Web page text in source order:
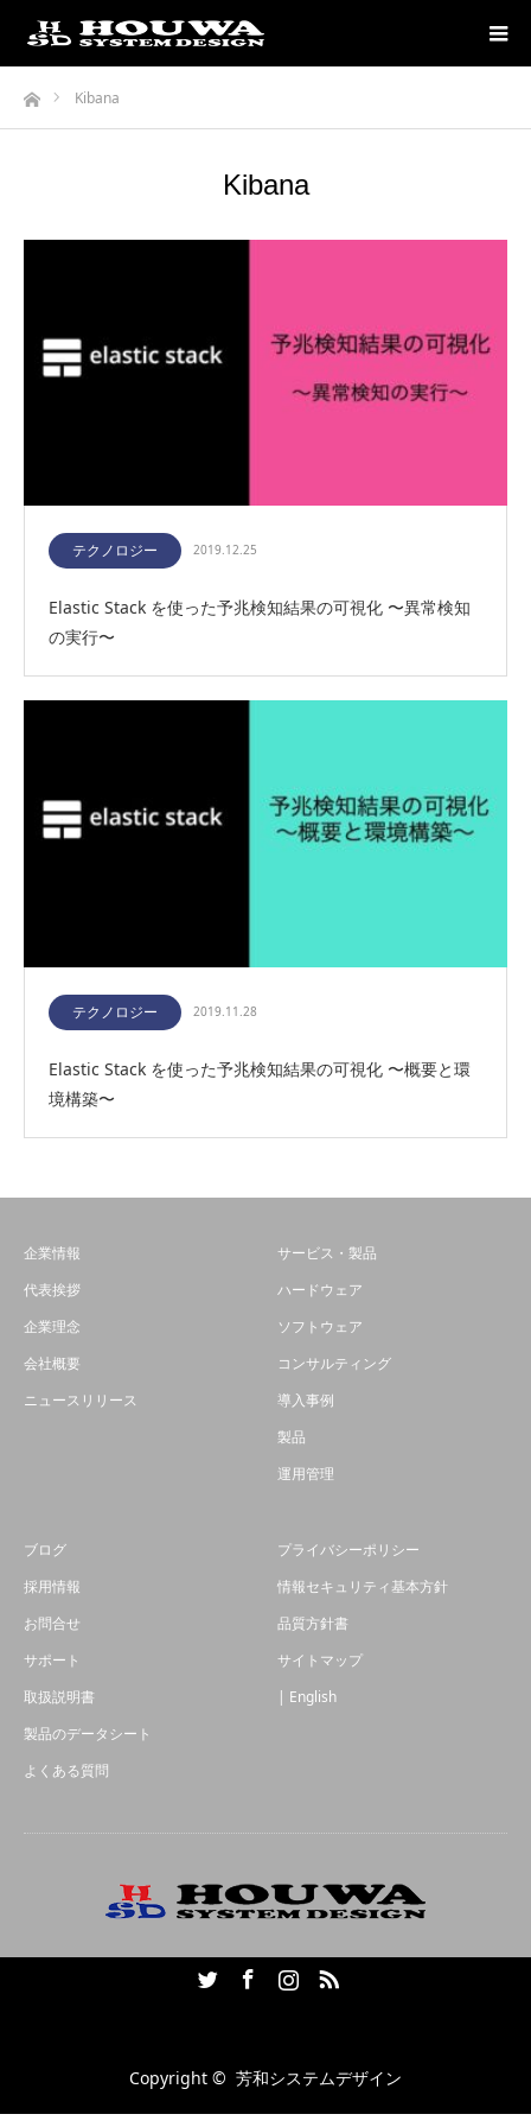
ホームKibana
Kibana
テクノロジー 2019.12.25
Elastic Stack を使った予兆検知結果の可視化 〜異常検知
の実行〜
テクノロジー 2019.11.28
Elastic Stack を使った予兆検知結果の可視化 〜概要と環
境構築〜
企業情報
代表挨拶
企業理念
会社概要
ニュースリリース
サービス・製品
ハードウェア
ソフトウェア
コンサルティング
導入事例
製品
運用管理
ブログ
採用情報
お問合せ
サポート
取扱説明書
製品のデータシート
よくある質問
プライバシーポリシー
情報セキュリティ基本方針
品質方針書
サイトマップ
| English
TwitterFacebookInstagramRSS
Copyright © 芳和システムデザイン